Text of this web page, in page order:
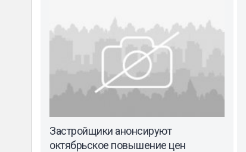
Застройщики анонсируют
октябрьское повышение цен